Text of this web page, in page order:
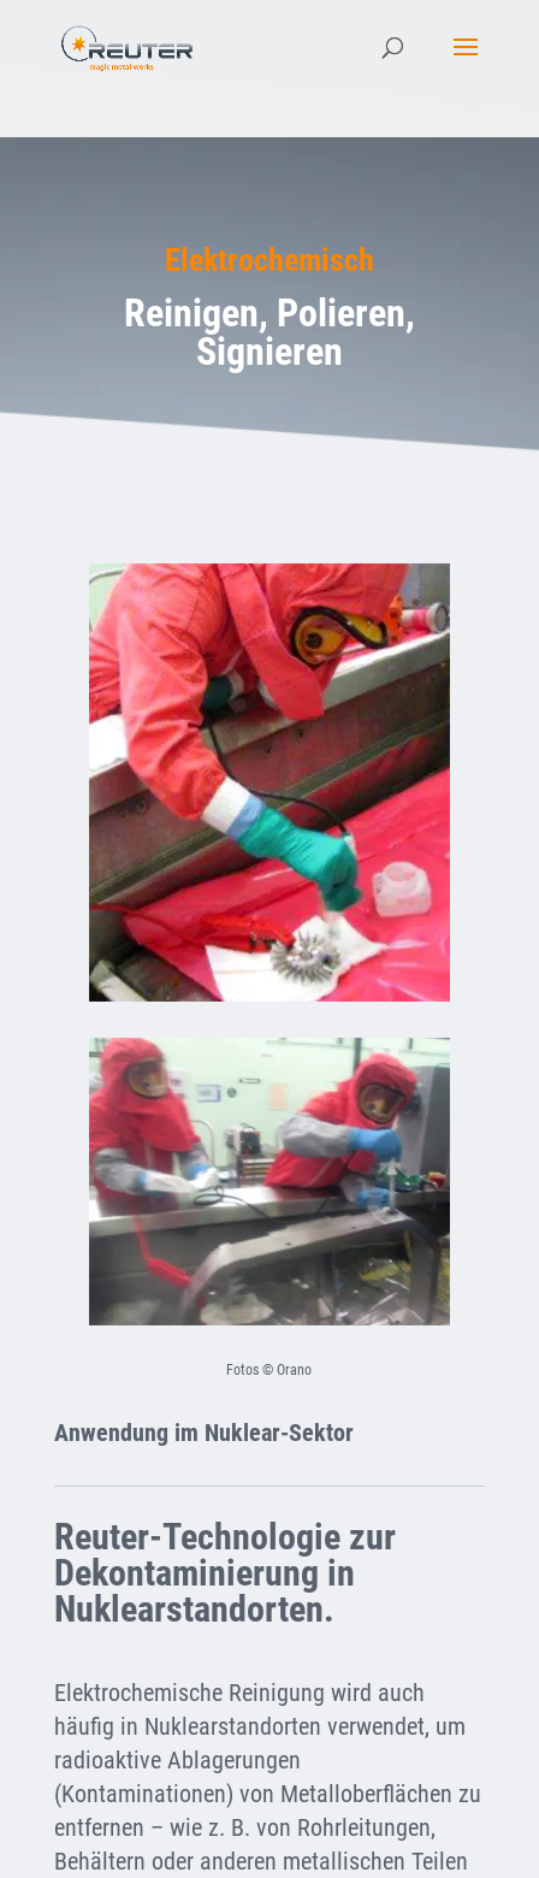
Elektrochemisch
Reinigen, Polieren,
Signieren
Fotos © Orano
Anwendung im Nuklear-Sektor
Reuter-Technologie zur
Dekontaminierung in
Nuklearstandorten.
Elektrochemische Reinigung wird auch
häufig in Nuklearstandorten verwendet, um
radioaktive Ablagerungen
(Kontaminationen) von Metalloberflächen zu
entfernen – wie z. B. von Rohrleitungen,
Behältern oder anderen metallischen Teilen